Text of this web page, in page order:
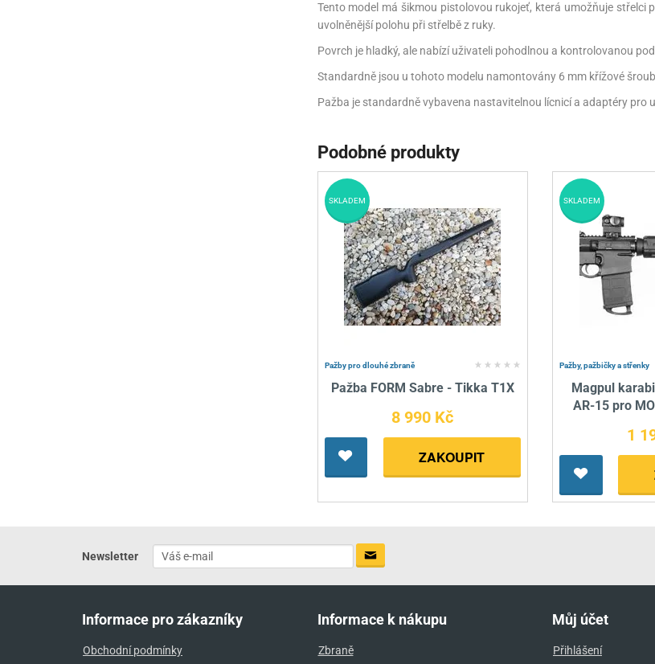
Tento model má šikmou pistolovou rukojeť, která umožňuje
uvolněnější polohu při střelbě z ruky.
Povrch je hladký, ale nabízí uživateli pohodlnou a kontrolovanou
Standardně jsou u tohoto modelu namontovány 6 mm křížové
Pažba je standardně vybavena nastavitelnou lícnicí a adaptéry pro
Podobné produkty
Pažby pro dlouhé zbraně
Pažba FORM Sabre - Tikka T1X
8 990 Kč
ZAKOUPIT
SKLADEM
Pažby, pažbičky a střenky
Magpul
AR-15 pro
1
SKLADEM
Newsletter
Informace pro zákazníky
Obchodní podmínky
Informace k nákupu
Zbraně
Můj účet
Přihlášení